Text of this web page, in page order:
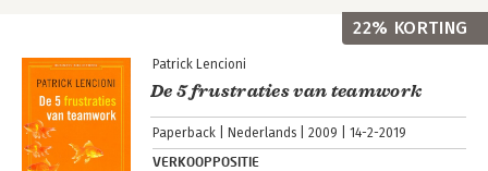
Patrick Lencioni
De 5 frustraties van teamwork
Paperback Nederlands 2009 14-2-2019
VERKOOPPOSITIE
22% KORTING